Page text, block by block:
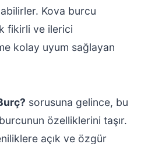
Kova burcu
fikirli ve ilerici
kolay uyum sağlayan
sorusuna gelince, bu
özelliklerini taşır.
açık ve özgür